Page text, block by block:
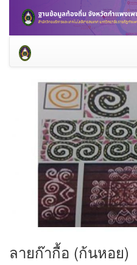
ลายก๊ากื้อ (ก้นหอย)